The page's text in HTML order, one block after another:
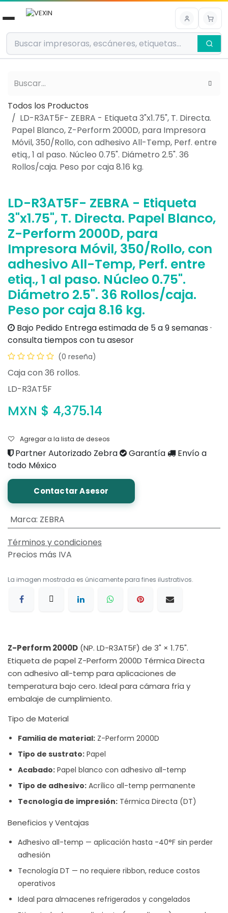
Ir al contenido
Todos los Productos
LD-R3AT5F- ZEBRA - Etiqueta 3"x1.75", T. Directa.
Papel Blanco, Z-Perform 2000D, para Impresora
Móvil, 350/Rollo, con adhesivo All-Temp, Perf. entre
etiq., 1 al paso. Núcleo 0.75". Diámetro 2.5". 36
Rollos/caja. Peso por caja 8.16 kg.
LD-R3AT5F- ZEBRA - Etiqueta
3"x1.75", T. Directa. Papel Blanco,
Z-Perform 2000D, para
Impresora Móvil, 350/Rollo, con
adhesivo All-Temp, Perf. entre
etiq., 1 al paso. Núcleo 0.75".
Diámetro 2.5". 36 Rollos/caja.
Peso por caja 8.16 kg.
Bajo Pedido Entrega estimada de 5 a 9 semanas ·
consulta tiempos con tu asesor
(0 reseña)
Caja con 36 rollos.
LD-R3AT5F
MXN $ 4,375.14
Agregar a la lista de deseos
Partner Autorizado Zebra Garantía
Envío a
todo México
Contactar Asesor
Marca: ZEBRA
Términos y condiciones
Precios más IVA
La imagen mostrada es únicamente para fines ilustrativos.
Z-Perform 2000D (NP. LD-R3AT5F) de 3" × 1.75".
Etiqueta de papel Z-Perform 2000D Térmica Directa
con adhesivo all-temp para aplicaciones de
temperatura bajo cero. Ideal para cámara fría y
embalaje de cumplimiento.
Tipo de Material
Familia de material: Z-Perform 2000D
Tipo de sustrato: Papel
Acabado: Papel blanco con adhesivo all-temp
Tipo de adhesivo: Acrílico all-temp permanente
Tecnología de impresión: Térmica Directa (DT)
Beneficios y Ventajas
Adhesivo all-temp — aplicación hasta -40°F sin perder
adhesión
Tecnología DT — no requiere ribbon, reduce costos
operativos
Ideal para almacenes refrigerados y congelados